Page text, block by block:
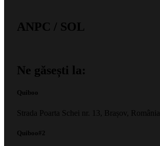
ANPC / SOL
Ne găsești la:
Quiboo
Strada Poarta Schei nr. 13, Brașov, România
Quiboo#2